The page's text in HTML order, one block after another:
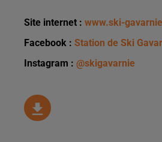
Site internet : www.ski-
Facebook : Station de Ski
Instagram : @skigavarnie